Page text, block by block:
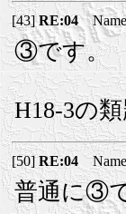
[43]RE:04Name
③です。
H18-3の
[50]RE:04 Name
普通に③